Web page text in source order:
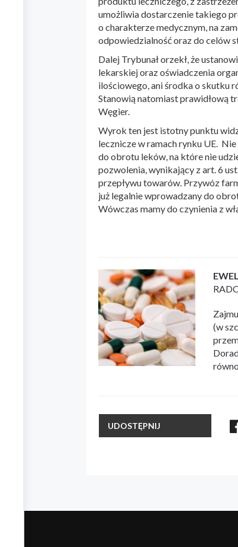
umożliwia dostarczenie takiego
o charakterze medycznym, na
odpowiedzialność oraz do celów
Dalej Trybunał orzekł, że
lekarskiej oraz oświadczenia
ilościowego, ani środka o skutku
Stanowią natomiast prawidłową
Węgier.
Wyrok ten jest istotny punktu
lecznicze w ramach rynku UE.
do obrotu leków, na które nie
pozwolenia, wynikający z art. 6
przepływu towarów. Przywóz
już legalnie wprowadzany do
Wówczas mamy do czynienia z
(w
UDOSTĘPNIJ